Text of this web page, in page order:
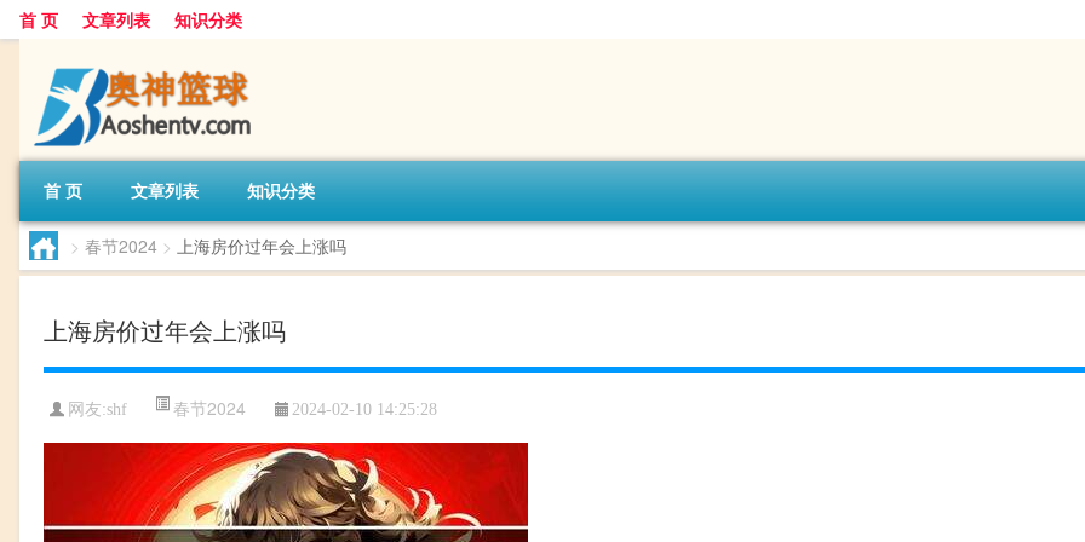
首 页 文章列表 知识分类
首 页 文章列表 知识分类
> 春节2024 > 上海房价过年会上涨吗
上海房价过年会上涨吗
网友:shf 春节2024 2024-02-10 14:25:28